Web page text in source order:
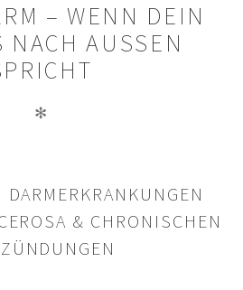
– WENN DEIN
AUSSEN S
✻
DARMERKRANKUNGEN
& CHRONISCHEN